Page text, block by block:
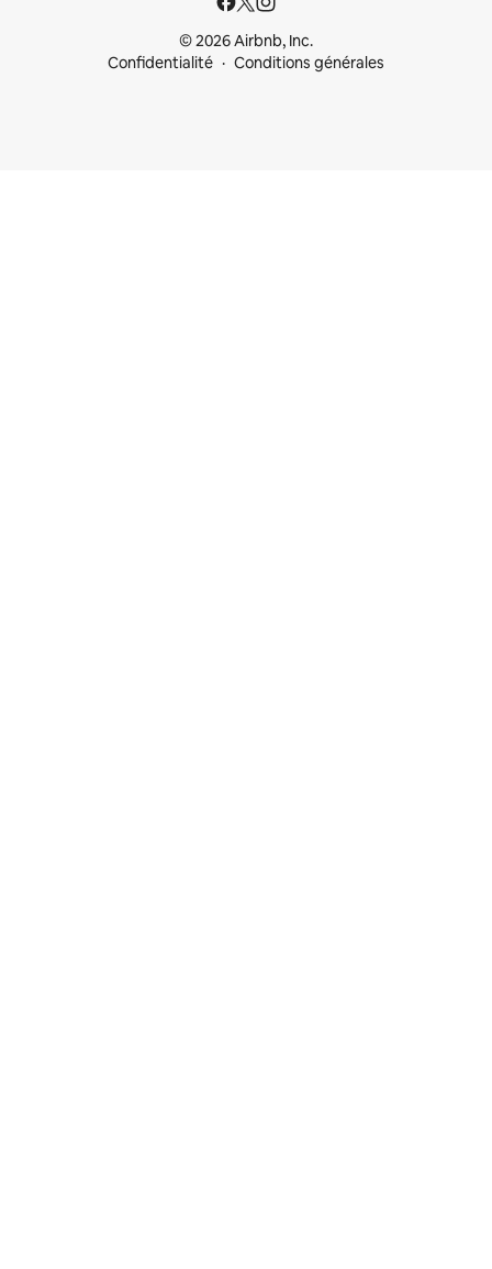
© 2026 Airbnb, Inc.
Confidentialité
Conditions générales